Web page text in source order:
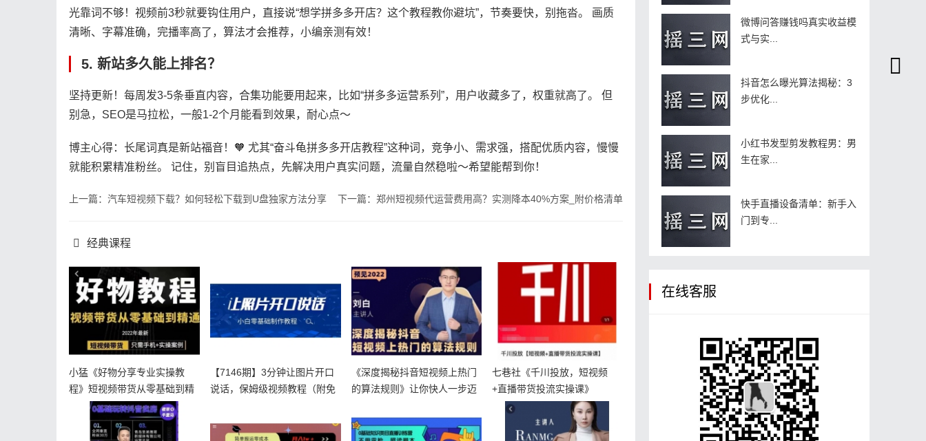
光靠词不够！视频前3秒就要钩住用户，直接说“想学拼多多开店？这个教程教你避坑”，节奏要快，别拖沓。 画质
清晰、字幕准确，完播率高了，算法才会推荐，小编亲测有效！
5. 新站多久能上排名？
坚持更新！每周发3-5条垂直内容，合集功能要用起来，比如“拼多多运营系列”，用户收藏多了，权重就高了。 但
别急，SEO是马拉松，一般1-2个月能看到效果，耐心点～
博主心得：长尾词真是新站福音！🧡 尤其“奋斗龟拼多多开店教程”这种词，竞争小、需求强，搭配优质内容，慢慢
就能积累精准粉丝。 记住，别盲目追热点，先解决用户真实问题，流量自然稳啦～希望能帮到你！
上一篇：汽车短视频下载？如何轻松下载到U盘独家方法分享 下一篇：郑州短视频代运营费用高？实测降本40%方案_附价格清单
经典课程
小猛《好物分享专业实操教
程》短视频带货从零基础到精
【7146期】3分钟让图片开口
说话，保姆级视频教程（附免
《深度揭秘抖音短视频上热门
的算法规则》让你快人一步迈
七巷社《千川投放，短视频
+直播带货投流实操课》
微博问答赚钱吗真实收益模
式与实...
抖音怎么曝光算法揭秘：3
步优化...
小红书发型剪发教程男：男
生在家...
快手直播设备清单：新手入
门到专...
在线客服